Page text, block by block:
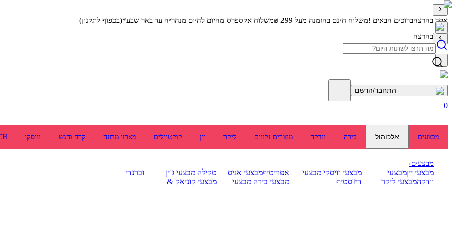
אתר בהרצהברוכים הבאים !משלוח חינם בהזמנה מעל 299 ₪
משלוח אקספרס מהיום להיום מנהריה עד באר שבע*(בכפוף לתקנון)
אתר בהרצה
התחבר/הרשם
0
מבצעים אלכוהול בירה וודקה מוצרים נלווים ליקר יין קוקטיילים מארזי מתנה קרח והגש וויסקי
מבצעים›
מבצעי ייןמבצעי
וודקהמבצעי ליקר
מבצעי וויסקימבצעי
דיז'סטיף
אפריטיףמבצעי אניס
מבצעי בירה מבצעי
טקילהמבצעי ג'ין
מבצעי קוניאק &
וברנדי